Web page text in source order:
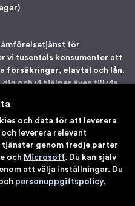
för
vi tusentals konsumenter att
försäkringar, elavtal och lån.
och vi hjälper även till via
samt står under
gånger har vi blivit utsedda
av IDG. Du kan känna dig
och data för att leverera
leverera relevant
genom tredje parter
och Microsoft. Du kan själv
att välja inställningar. Du
personuppgiftspolicy.